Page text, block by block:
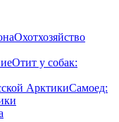
Охотхозяйство
Отит у собак:
Самоед: